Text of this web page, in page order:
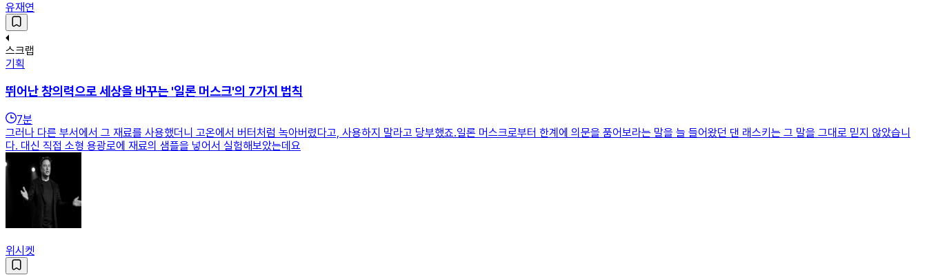
유재연
스크랩
기획
뛰어난 창의력으로 세상을 바꾸는 '일론 머스크'의 7가지 법칙
7분
그러나 다른 부서에서 그 재료를 사용했더니 고온에서 버터처럼 녹아버렸다고, 사용하지 말라고 당부했죠.일론 머스크로부터 한계에 의문을 품어보라는 말을 늘 들어왔던 댄 래스키는 그 말을 그대로 믿지 않았습니
다. 대신 직접 소형 용광로에 재료의 샘플을 넣어서 실험해보았는데요
위시켓